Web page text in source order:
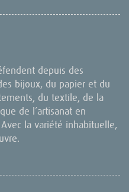
depuis des
bijoux, du papier et du
du textile, de la
de l’artisanat en
la variété inhabituelle,